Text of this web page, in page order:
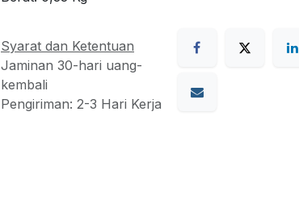
Syarat dan Ketentuan
Jaminan 30-hari uang-
kembali
Pengiriman: 2-3 Hari Kerja